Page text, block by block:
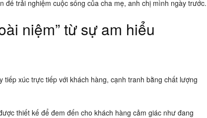
trải nghiệm cuộc sống của cha mẹ, anh chị mình ngày trước.
niệm” từ sự am hiểu
xúc trực tiếp với khách hàng, cạnh tranh bằng chất lượng
thiết kế để đem đến cho khách hàng cảm giác như đang